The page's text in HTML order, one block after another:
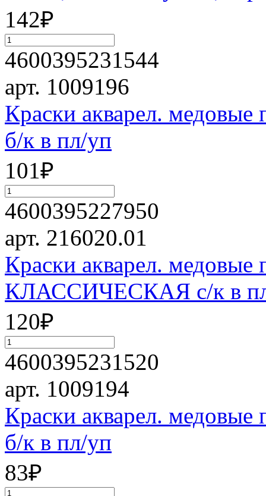
142₽
4600395231544
арт. 1009196
Краски акварел. медовые
б/к в пл/уп
101₽
4600395227950
арт. 216020.01
Краски акварел.
КЛАССИЧЕСКАЯ с/к в
120₽
4600395231520
арт. 1009194
Краски акварел. медовые
б/к в пл/уп
83₽